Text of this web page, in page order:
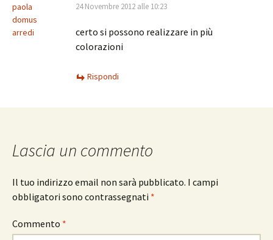
paola
domus
arredi
24 Novembre 2012 alle 10:23
certo si possono realizzare in più
colorazioni
Rispondi
Lascia un commento
Il tuo indirizzo email non sarà pubblicato. I campi
obbligatori sono contrassegnati *
Commento *